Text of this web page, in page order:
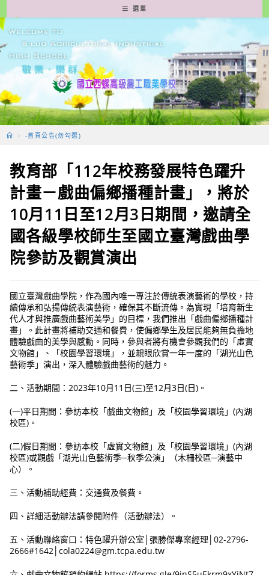
轉
至
要
容
選單
> -首頁公告(勿勾選)
教育部「112年校務發展特色躍升
計畫－戲曲偏鄉播種計畫」，將於
10月11日至12月3日期間，邀請全
國各級學校師生至國立臺灣戲曲學
院參訪及觀賞演出
國立臺灣戲曲學院，作為國內唯一專注於傳統表演藝術的學校，持
續傳承和弘揚傳統表演藝術，確保其不斷流傳。為實現「培育新生
代人才與推廣戲曲藝術美學」的目標，我們推出「戲曲偏鄉播種計
畫」。此計畫將補助交通和餐費，使偏鄉學生及居民能夠無負擔地
體驗戲曲的美學與感動。同時，參與者將有機會參觀我們的「虛實
文物館」、「校園學習環境」，並親眼欣賞一年一度的「湖光山色
藝術季」演出，深入體驗戲曲藝術的魅力。
二、活動期間：2023年10月11日(三)至12月3日(日)。
(一)平日期間：參訪本校「戲曲文物館」及「校園學習環境」(內湖
校區)。
(二)假日期間：參訪本校「虛實文物館」及「校園學習環境」(內湖
校區)或觀戲「湖光山色藝術季─秋季公演」（木柵校區─演藝中
心）。
三、活動補助經費：交通費及餐費。
四、詳細活動辦法請參閱附件（活動辦法）。
五、活動聯絡窗口：特色躍升辦公室│張勝傑專案經理│02-2796-
2666#1642│cola0224@gm.tcpa.edu.tw